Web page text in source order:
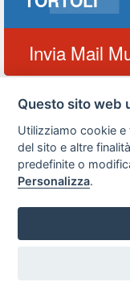
Invia Mail
Privacy
policy
SVILUPPO
P.IVA:
Questo sito web
Utilizziamo cookie
del sito e altre
predefinite o
Personalizza.